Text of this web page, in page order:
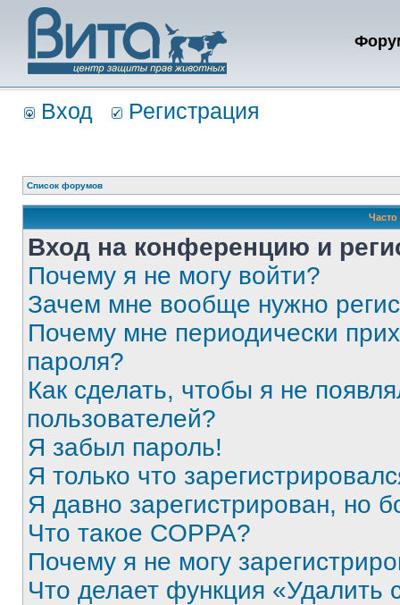
Вход Регистрация
Список форумов
Вход на конференцию и
Почему я не могу войти?
Зачем мне вообще нужно
Почему мне периодически
пароля?
Как сделать, чтобы я не
пользователей?
Я забыл пароль!
Я только что
Я давно зарегистрирован, но
Что такое COPPA?
Почему я не могу
Что делает функция «Удалить